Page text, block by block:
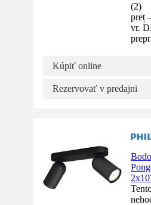
(2)
preț
vr.
Kúpiť online
Rezervovať v predajni